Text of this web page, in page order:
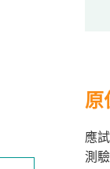
原
應
測